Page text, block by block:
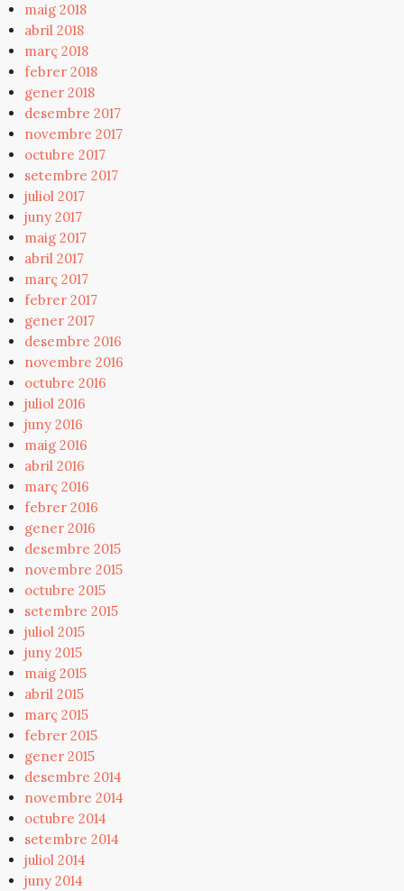
maig 2018
abril 2018
març 2018
febrer 2018
gener 2018
desembre 2017
novembre 2017
octubre 2017
setembre 2017
juliol 2017
juny 2017
maig 2017
abril 2017
març 2017
febrer 2017
gener 2017
desembre 2016
novembre 2016
octubre 2016
juliol 2016
juny 2016
maig 2016
abril 2016
març 2016
febrer 2016
gener 2016
desembre 2015
novembre 2015
octubre 2015
setembre 2015
juliol 2015
juny 2015
maig 2015
abril 2015
març 2015
febrer 2015
gener 2015
desembre 2014
novembre 2014
octubre 2014
setembre 2014
juliol 2014
juny 2014